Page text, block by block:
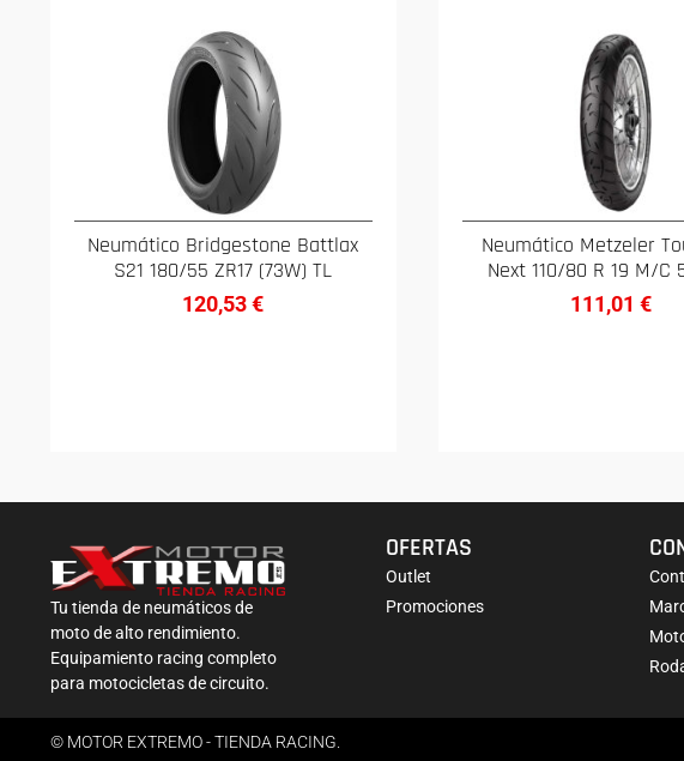
Neumático Bridgestone Battlax
S21 180/55 ZR17 (73W) TL
120,53€
Neumático Metzeler
Next 110/80 R 19 M/C
111,01€
Tu tienda de neumáticos de
moto de alto rendimiento.
Equipamiento racing completo
para motocicletas de circuito.
OFERTAS
Outlet
Promociones
© MOTOR EXTREMO - TIENDA RACING.